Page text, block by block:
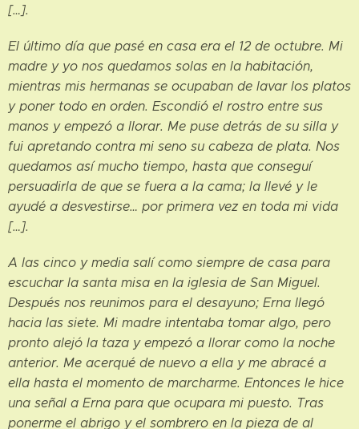
[…].
El último día que pasé en casa era el 12 de octubre. Mi
madre y yo nos quedamos solas en la habitación,
mientras mis hermanas se ocupaban de lavar los platos
y poner todo en orden. Escondió el rostro entre sus
manos y empezó a llorar. Me puse detrás de su silla y
fui apretando contra mi seno su cabeza de plata. Nos
quedamos así mucho tiempo, hasta que conseguí
persuadirla de que se fuera a la cama; la llevé y le
ayudé a desvestirse… por primera vez en toda mi vida
[…].
A las cinco y media salí como siempre de casa para
escuchar la santa misa en la iglesia de San Miguel.
Después nos reunimos para el desayuno; Erna llegó
hacia las siete. Mi madre intentaba tomar algo, pero
pronto alejó la taza y empezó a llorar como la noche
anterior. Me acerqué de nuevo a ella y me abracé a
ella hasta el momento de marcharme. Entonces le hice
una señal a Erna para que ocupara mi puesto. Tras
ponerme el abrigo y el sombrero en la pieza de al